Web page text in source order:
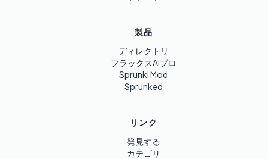
製品
ディレクトリ
フラックスAIプロ
Sprunki Mod
Sprunked
リンク
発見する
カテゴリ